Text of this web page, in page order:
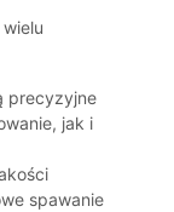
precyzyjne
jak i
spawanie